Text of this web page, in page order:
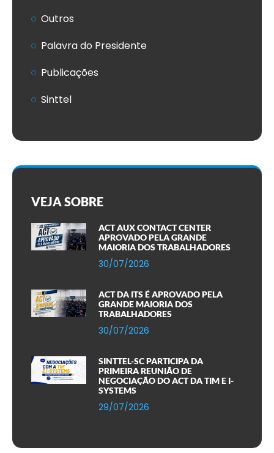
Outros
Palavra do Presidente
Publicações
Sinttel
VEJA SOBRE
ACT AUX CONTACT CENTER
APROVADO PELA GRANDE
MAIORIA DOS TRABALHADORES
30/07/2026
ACT DA ITS É APROVADO PELA
GRANDE MAIORIA DOS
TRABALHADORES
30/07/2026
SINTTEL-SC PARTICIPA DA
PRIMEIRA REUNIÃO DE
NEGOCIAÇÃO DO ACT DA TIM E I-
SYSTEMS
29/07/2026